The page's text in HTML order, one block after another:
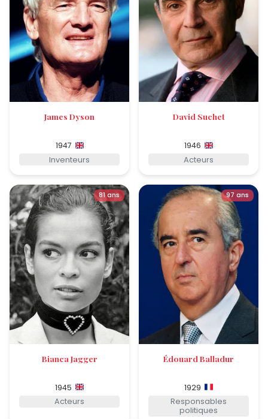
James Dyson
1947
Inventeurs
David Suchet
1946
Acteurs
81 ans
Bianca Jagger
1945
Acteurs
97 ans
Édouard Balladur
1929
Responsables
politiques